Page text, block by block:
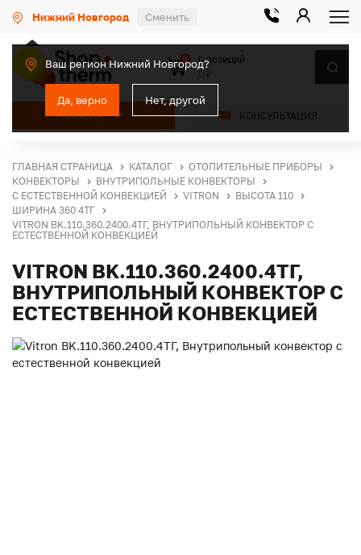
Нижний Новгород Сменить
Ваш регион Нижний Новгород?
Да, верно Нет, другой
КАТАЛОГ КОНСУЛЬТАЦИЯ
0
0 позиций
ГЛАВНАЯ СТРАНИЦА КАТАЛОГ
ОТОПИТЕЛЬНЫЕ ПРИБОРЫ
КОНВЕКТОРЫ
ВНУТРИПОЛЬНЫЕ КОНВЕКТОРЫ
С ЕСТЕСТВЕННОЙ КОНВЕКЦИЕЙ
VITRON
ВЫСОТА 110
ШИРИНА 360 4ТГ
VITRON BK.110.360.2400.4ТГ, ВНУТРИПОЛЬНЫЙ КОНВЕКТОР С
ЕСТЕСТВЕННОЙ КОНВЕКЦИЕЙ
VITRON BK.110.360.2400.4ТГ,
ВНУТРИПОЛЬНЫЙ КОНВЕКТОР С
ЕСТЕСТВЕННОЙ КОНВЕКЦИЕЙ